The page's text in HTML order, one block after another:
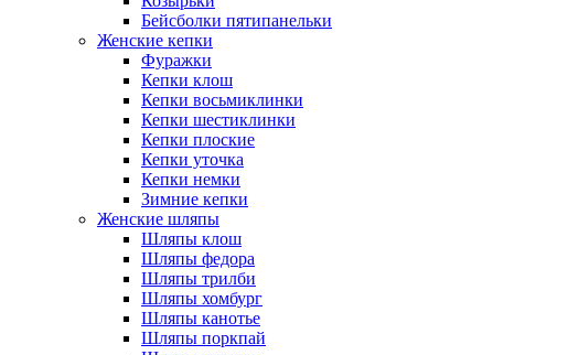
Бейсболки пятипанельки
Женские кепки
Фуражки
Кепки клош
Кепки восьмиклинки
Кепки шестиклинки
Кепки плоские
Кепки уточка
Кепки немки
Зимние кепки
Женские шляпы
Шляпы клош
Шляпы федора
Шляпы трилби
Шляпы хомбург
Шляпы канотье
Шляпы поркпай